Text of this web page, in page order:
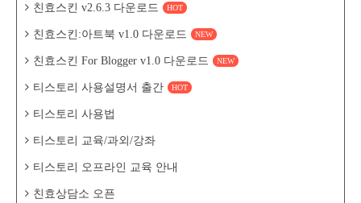
친효스킨 v2.6.3 다운로드 HOT
친효스킨:아트북 v1.0 다운로드 NEW
친효스킨 For Blogger v1.0 다운로드 NEW
티스토리 사용설명서 출간 HOT
티스토리 사용법
티스토리 교육/과외/강좌
티스토리 오프라인 교육 안내
친효상담소 오픈